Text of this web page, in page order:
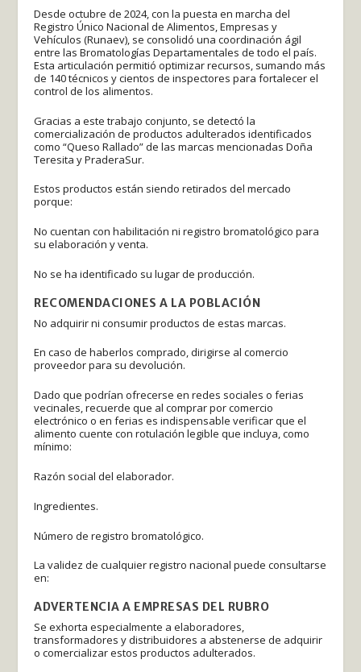
Desde octubre de 2024, con la puesta en marcha del
Registro Único Nacional de Alimentos, Empresas y
Vehículos (Runaev), se consolidó una coordinación ágil
entre las Bromatologías Departamentales de todo el país.
Esta articulación permitió optimizar recursos, sumando más
de 140 técnicos y cientos de inspectores para fortalecer el
control de los alimentos.
Gracias a este trabajo conjunto, se detectó la
comercialización de productos adulterados identificados
como “Queso Rallado” de las marcas mencionadas Doña
Teresita y PraderaSur.
Estos productos están siendo retirados del mercado
porque:
No cuentan con habilitación ni registro bromatológico para
su elaboración y venta.
No se ha identificado su lugar de producción.
RECOMENDACIONES A LA POBLACIÓN
No adquirir ni consumir productos de estas marcas.
En caso de haberlos comprado, dirigirse al comercio
proveedor para su devolución.
Dado que podrían ofrecerse en redes sociales o ferias
vecinales, recuerde que al comprar por comercio
electrónico o en ferias es indispensable verificar que el
alimento cuente con rotulación legible que incluya, como
mínimo:
Razón social del elaborador.
Ingredientes.
Número de registro bromatológico.
La validez de cualquier registro nacional puede consultarse
en:
ADVERTENCIA A EMPRESAS DEL RUBRO
Se exhorta especialmente a elaboradores,
transformadores y distribuidores a abstenerse de adquirir
o comercializar estos productos adulterados.